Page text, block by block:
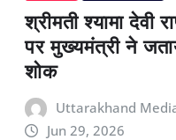
श्रीमती श्यामा देवी
पर मुख्यमंत्री ने
शोक
Uttarakhand
Jun 29, 2026